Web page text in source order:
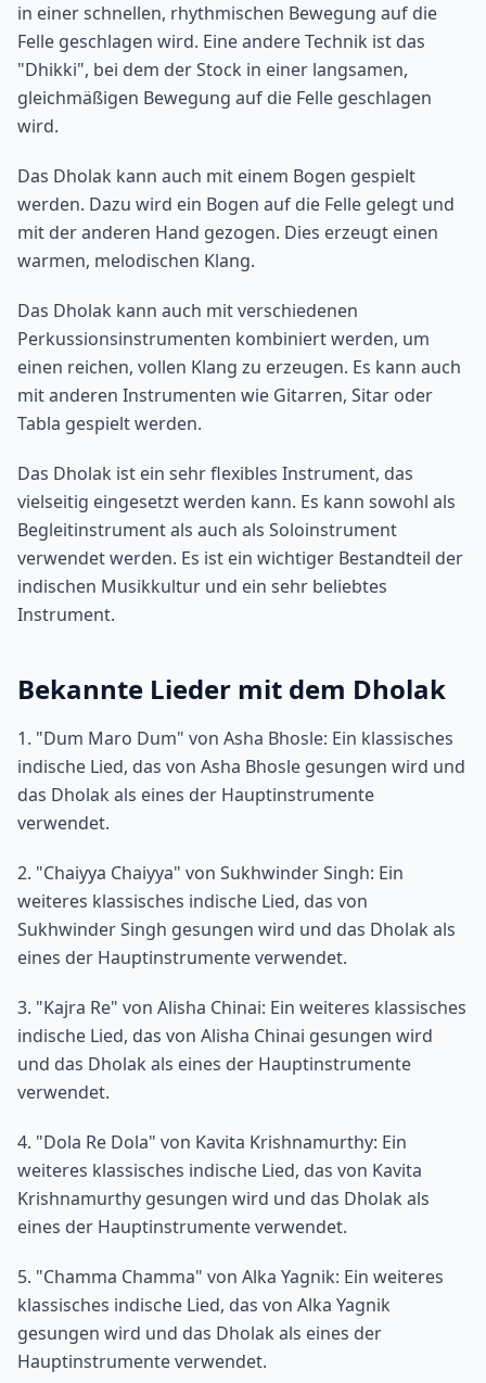
in einer schnellen, rhythmischen Bewegung auf die
Felle geschlagen wird. Eine andere Technik ist das
"Dhikki", bei dem der Stock in einer langsamen,
gleichmäßigen Bewegung auf die Felle geschlagen
wird.
Das Dholak kann auch mit einem Bogen gespielt
werden. Dazu wird ein Bogen auf die Felle gelegt und
mit der anderen Hand gezogen. Dies erzeugt einen
warmen, melodischen Klang.
Das Dholak kann auch mit verschiedenen
Perkussionsinstrumenten kombiniert werden, um
einen reichen, vollen Klang zu erzeugen. Es kann auch
mit anderen Instrumenten wie Gitarren, Sitar oder
Tabla gespielt werden.
Das Dholak ist ein sehr flexibles Instrument, das
vielseitig eingesetzt werden kann. Es kann sowohl als
Begleitinstrument als auch als Soloinstrument
verwendet werden. Es ist ein wichtiger Bestandteil der
indischen Musikkultur und ein sehr beliebtes
Instrument.
Bekannte Lieder mit dem Dholak
1. "Dum Maro Dum" von Asha Bhosle: Ein klassisches
indische Lied, das von Asha Bhosle gesungen wird und
das Dholak als eines der Hauptinstrumente
verwendet.
2. "Chaiyya Chaiyya" von Sukhwinder Singh: Ein
weiteres klassisches indische Lied, das von
Sukhwinder Singh gesungen wird und das Dholak als
eines der Hauptinstrumente verwendet.
3. "Kajra Re" von Alisha Chinai: Ein weiteres klassisches
indische Lied, das von Alisha Chinai gesungen wird
und das Dholak als eines der Hauptinstrumente
verwendet.
4. "Dola Re Dola" von Kavita Krishnamurthy: Ein
weiteres klassisches indische Lied, das von Kavita
Krishnamurthy gesungen wird und das Dholak als
eines der Hauptinstrumente verwendet.
5. "Chamma Chamma" von Alka Yagnik: Ein weiteres
klassisches indische Lied, das von Alka Yagnik
gesungen wird und das Dholak als eines der
Hauptinstrumente verwendet.